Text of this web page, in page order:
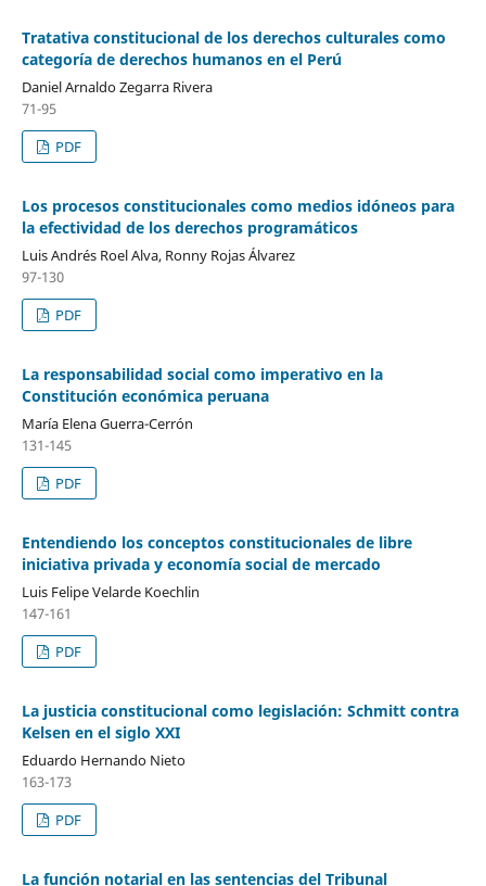
Tratativa constitucional de los derechos culturales como
categoría de derechos humanos en el Perú
Daniel Arnaldo Zegarra Rivera
71-95
PDF
Los procesos constitucionales como medios idóneos para
la efectividad de los derechos programáticos
Luis Andrés Roel Alva, Ronny Rojas Álvarez
97-130
PDF
La responsabilidad social como imperativo en la
Constitución económica peruana
María Elena Guerra-Cerrón
131-145
PDF
Entendiendo los conceptos constitucionales de libre
iniciativa privada y economía social de mercado
Luis Felipe Velarde Koechlin
147-161
PDF
La justicia constitucional como legislación: Schmitt contra
Kelsen en el siglo XXI
Eduardo Hernando Nieto
163-173
PDF
La función notarial en las sentencias del Tribunal